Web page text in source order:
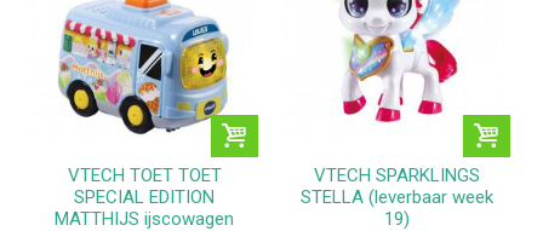
VTECH TOET TOET
SPECIAL EDITION
MATTHIJS ijscowagen
VTECH SPARKLINGS
STELLA (leverbaar week
19)